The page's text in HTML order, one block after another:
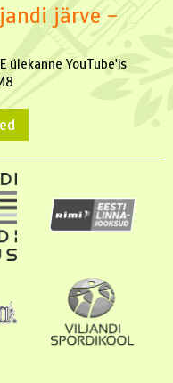
järve -
ülekanne YouTube'is